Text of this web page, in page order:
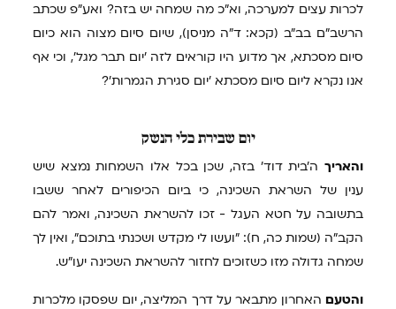
לכרות עצים למערכה, וא"כ מה שמחה יש בזה? ואע"פ שכתב
הרשב"ם בב"ב (קכא: ד"ה מניסן), שיום סיום מצוה הוא כיום
סיום מסכתא, אך מדוע היו קוראים לזה 'יום תבר מגל', וכי אף
אנו נקרא ליום סיום מסכתא 'יום סגירת הגמרות'?
יום שבירת כלי הנשק
והאריך ה'בית דוד' בזה, שכן בכל אלו השמחות נמצא שיש
ענין של השראת השכינה, כי ביום הכיפורים לאחר ששבו
בתשובה על חטא העגל - זכו להשראת השכינה, ואמר להם
הקב"ה (שמות כה, ח): "ועשו לי מקדש ושכנתי בתוכם", ואין לך
שמחה גדולה מזו כשזוכים לחזור להשראת השכינה יעו"ש.
והטעם האחרון מתבאר על דרך המליצה, יום שפסקו מלכרות